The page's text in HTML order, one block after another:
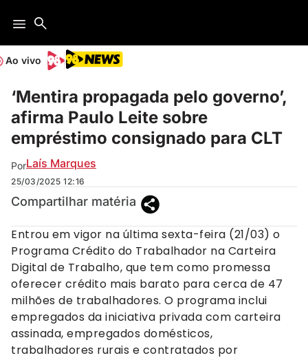
Ao vivo
‘Mentira propagada pelo governo’,
afirma Paulo Leite sobre
empréstimo consignado para CLT
PorLaís Marques
25/03/2025 12:16
Compartilhar matéria
Entrou em vigor na última sexta-feira (21/03) o
Programa Crédito do Trabalhador na Carteira
Digital de Trabalho, que tem como promessa
oferecer crédito mais barato para cerca de 47
milhões de trabalhadores. O programa inclui
empregados da iniciativa privada com carteira
assinada, empregados domésticos,
trabalhadores rurais e contratados por